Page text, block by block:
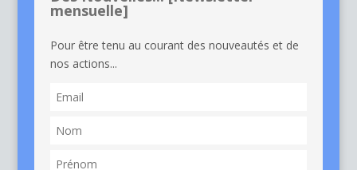
mensuelle]
Pour être tenu au courant des nouveautés et de
nos actions...